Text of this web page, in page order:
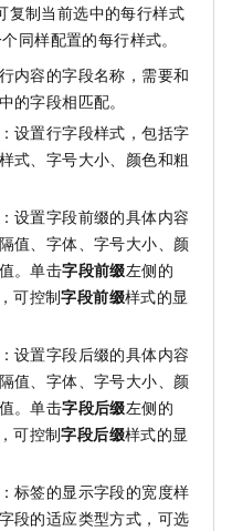
复制当前选中的每行样式
同样配置的每行样式。
行内容的字段名称，需要和
的字段相匹配。
：设置行字段样式，包括字
式、字号大小、颜色和粗
：设置字段前缀的具体内容
隔值、字体、字号大小、颜
。单击字段前缀左侧的
可控制字段前缀样式的显
：设置字段后缀的具体内容
隔值、字体、字号大小、颜
。单击字段后缀左侧的
可控制字段后缀样式的显
：标签的显示字段的宽度样
段的适应类型方式，可选